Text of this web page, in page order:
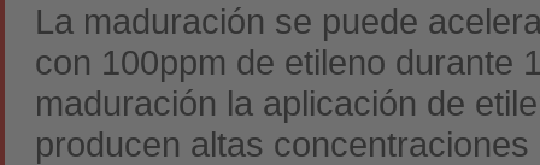
La maduración se puede
con 100ppm de etileno durante
maduración la aplicación de
producen altas concentraciones